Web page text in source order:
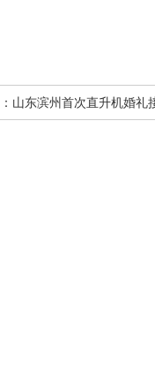
山东滨州首次直升机婚礼